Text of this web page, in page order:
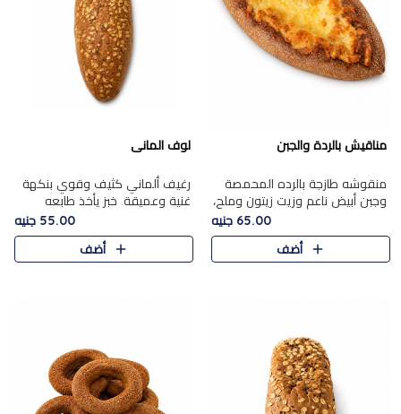
مناقيش بالردة والجبن
منقوشه طازجة بالرده المحمصة
وجبن أبيض ناعم وزيت زيتون وملح،
مباشرة من الفرن.الرده مع نعومة
الجبن فوق عجينة طازجة.
65.00 جنيه
أضف
لوف المانى
رغيف ألماني كثيف وقوي بنكهة
غنية وعميقة. خبز يأخذ طابعه
55.00 جنيه
أضف